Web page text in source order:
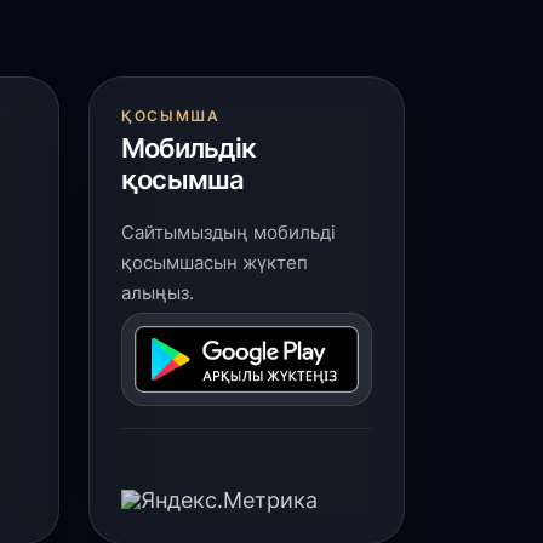
салынып жатыр
Жомарт Тоқаев жаңадан
елші Әлібек Бақаевты
облысында биологиялық
қоспалар өндіретін заманауи
құрылысы басталды
аспанындағы дрон-шоу:
партиясының өңірлік сапары
жетті
ҚОСЫМША
Мобильдік
қосымша
Сайтымыздың мобильді
қосымшасын жүктеп
алыңыз.